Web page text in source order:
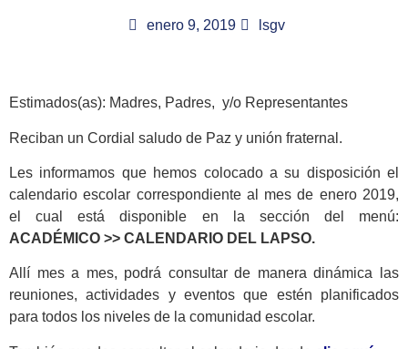
enero 9, 2019 lsgv
Estimados(as): Madres, Padres, y/o Representantes
Reciban un Cordial saludo de Paz y unión fraternal.
Les informamos que hemos colocado a su disposición el
calendario escolar correspondiente al mes de enero 2019,
el cual está disponible en la sección del menú:
ACADÉMICO >> CALENDARIO DEL LAPSO.
Allí mes a mes, podrá consultar de manera dinámica las
reuniones, actividades y eventos que estén planificados
para todos los niveles de la comunidad escolar.